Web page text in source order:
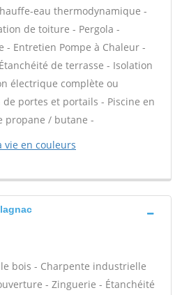
eau thermodynamique -
de toiture - Pergola -
- Entretien Pompe à Chaleur -
de terrasse - Isolation
électrique complète ou
portes et portails - Piscine en
propane / butane -
vie en couleurs
bois - Charpente industrielle
- Zinguerie - Étanchéité